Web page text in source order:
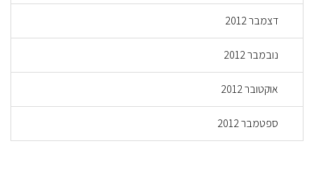
דצמבר 2012
נובמבר 2012
אוקטובר 2012
ספטמבר 2012